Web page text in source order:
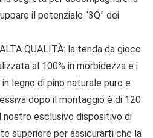
il potenziale “3Q” dei
QUALITÀ: la tenda da gioco
al 100% in morbidezza e i
legno di pino naturale puro e
dopo il montaggio è di 120
nostro esclusivo dispositivo di
superiore per assicurarti che la